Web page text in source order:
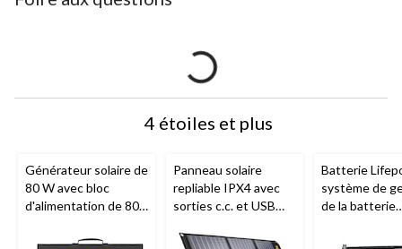
4 étoiles et plus
Générateur solaire de
80 W avec bloc
d'alimentation de 80
WROCKSOLAR
Panneau solaire
repliable IPX4 avec
sorties c.c. et USB
Batterie
système de
de la batterie
18 Ah